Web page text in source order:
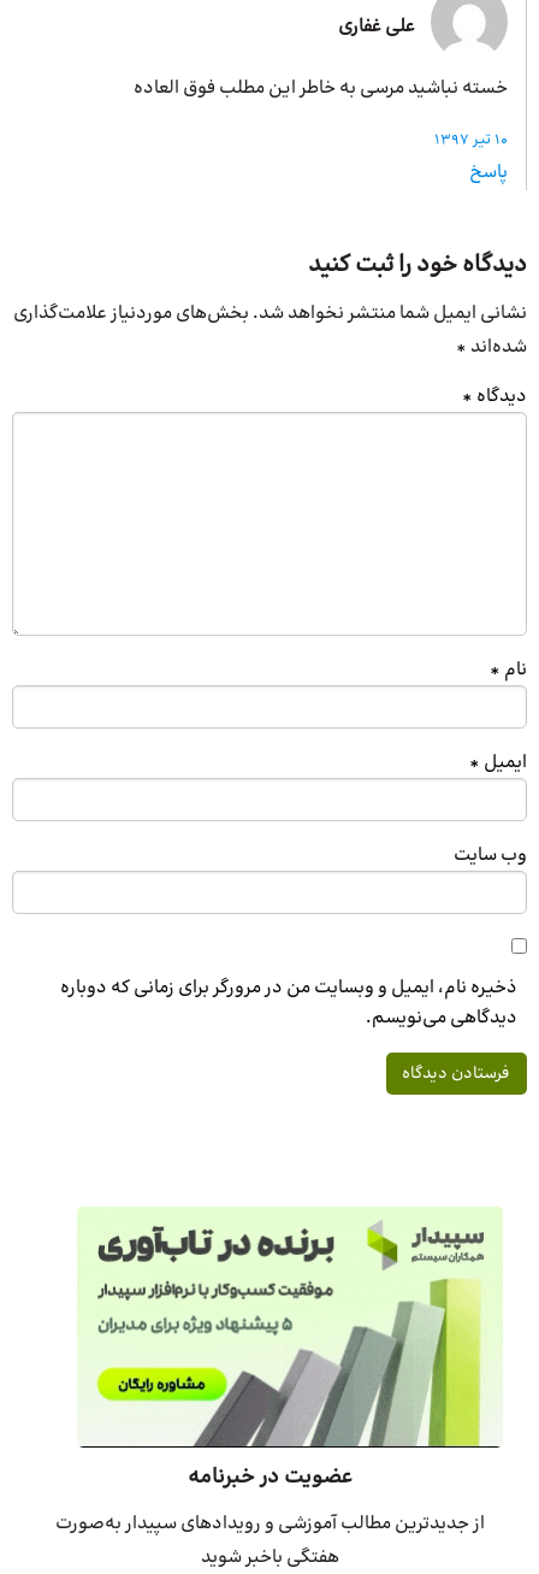
علی غفاری
خسته نباشید مرسی به خاطر این مطلب فوق العاده
10 تیر 1397
پاسخ
دیدگاه خود را ثبت کنید
نشانی ایمیل شما منتشر نخواهد شد. بخش‌های موردنیاز علامت‌گذاری
شده‌اند *
دیدگاه *
نام *
ایمیل *
وب‌ سایت
ذخیره نام، ایمیل و وبسایت من در مرورگر برای زمانی که دوباره
دیدگاهی می‌نویسم.
عضویت در خبرنامه
از جدیدترین مطالب آموزشی و رویدادهای سپیدار به‌صورت
هفتگی باخبر شوید